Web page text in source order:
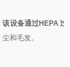
该设备通过HEPA 过
尘和毛发。